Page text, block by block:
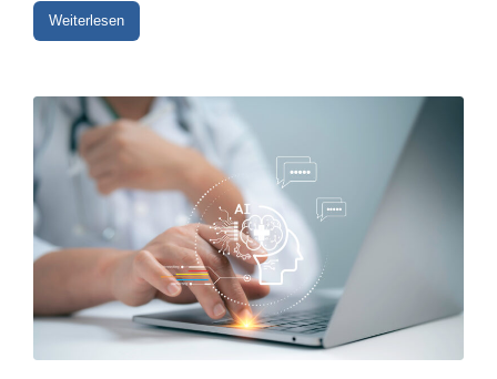
Weiterlesen